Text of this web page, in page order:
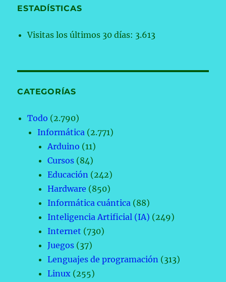
ESTADÍSTICAS
Visitas los últimos 30 días: 3.613
CATEGORÍAS
Todo (2.790)
Informática (2.771)
Arduino (11)
Cursos (84)
Educación (242)
Hardware (850)
Informática cuántica (88)
Inteligencia Artificial (IA) (249)
Internet (730)
Juegos (37)
Lenguajes de programación (313)
Linux (255)